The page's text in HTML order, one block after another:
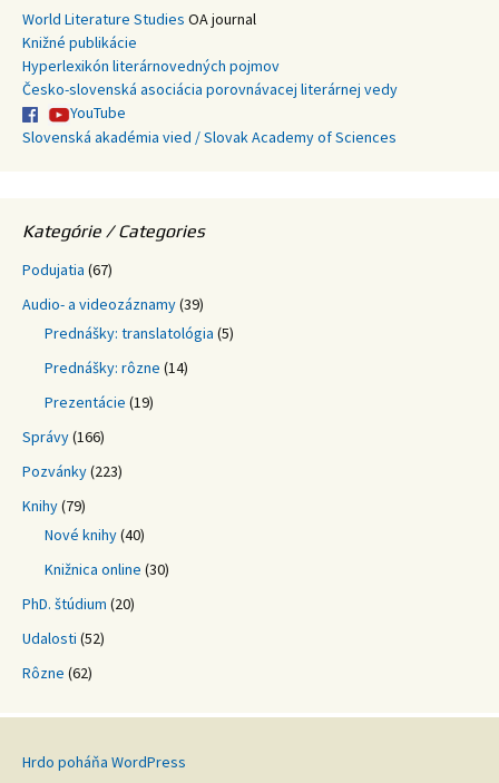
World Literature Studies OA journal
Knižné publikácie
Hyperlexikón literárnovedných pojmov
Česko-slovenská asociácia porovnávacej literárnej vedy
YouTube
Slovenská akadémia vied / Slovak Academy of Sciences
Kategórie / Categories
Podujatia (67)
Audio- a videozáznamy(39)
Prednášky: translatológia (5)
Prednášky: rôzne (14)
Prezentácie (19)
Správy(166)
Pozvánky(223)
Knihy(79)
Nové knihy(40)
Knižnica online (30)
PhD. štúdium (20)
Udalosti (52)
Rôzne (62)
Hrdo poháňa WordPress